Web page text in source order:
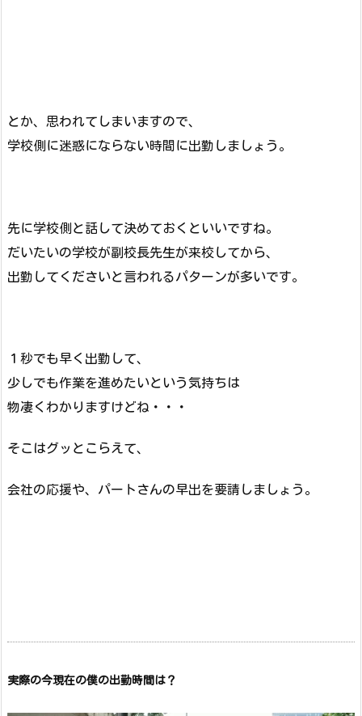
とか、思われてしまいますので、
学校側に迷惑にならない時間に出勤しましょう。
先に学校側と話して決めておくといいですね。
だいたいの学校が副校長先生が来校してから、
出勤してくださいと言われるパターンが多いです。
１秒でも早く出勤して、
少しでも作業を進めたいという気持ちは
物凄くわかりますけどね・・・
そこはグッとこらえて、
会社の応援や、パートさんの早出を要請しましょう。
実際の今現在の僕の出勤時間は？